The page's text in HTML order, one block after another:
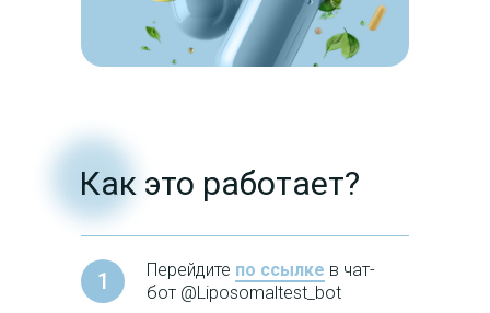
Как это работает?
Перейдите по ссылке в чат-
бот @Liposomaltest_bot
1